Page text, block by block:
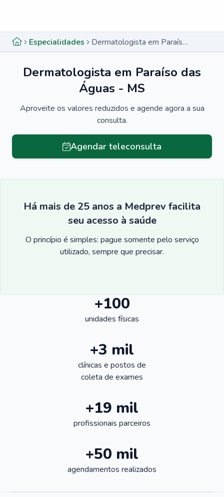
Especialidades Dermatologista em Paraíso das Águas - MS
Dermatologista em Paraíso das
Águas - MS
Aproveite os valores reduzidos e agende agora a sua
consulta.
Agendar teleconsulta
Há mais de 25 anos a Medprev facilita
seu acesso à saúde
O princípio é simples: pague somente pelo serviço
utilizado, sempre que precisar.
+100
unidades físicas
+3 mil
clínicas e postos de
coleta de exames
+19 mil
profissionais parceiros
+50 mil
agendamentos realizados